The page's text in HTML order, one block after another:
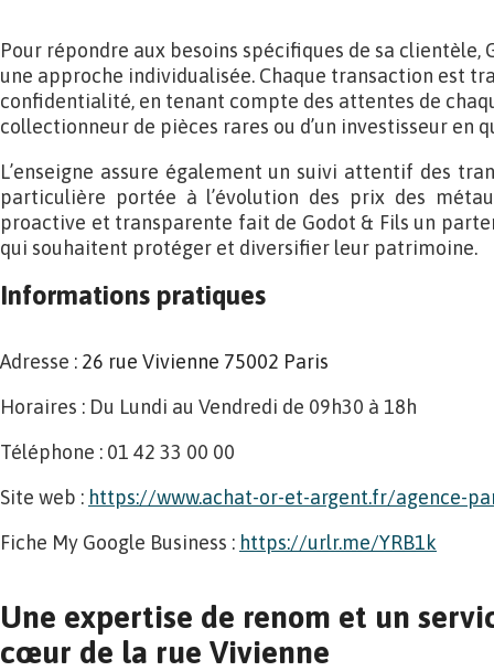
Pour répondre aux besoins spécifiques de sa clientèle,
une approche individualisée. Chaque transaction est
confidentialité, en tenant compte des attentes de
collectionneur de pièces rares ou d’un investisseur en
L’enseigne assure également un suivi attentif des
particulière portée à l’évolution des prix des
proactive et transparente fait de Godot & Fils un
qui souhaitent protéger et diversifier leur patrimoine.
Informations pratiques
Adresse : 26 rue Vivienne 75002 Paris
Horaires : Du Lundi au Vendredi de 09h30 à 18h
Téléphone : 01 42 33 00 00
Site web : https://www.achat-or-et-argent.fr/agence-
Fiche My Google Business : https://urlr.me/YRB1k
Une expertise de renom et un
cœur de la rue Vivienne